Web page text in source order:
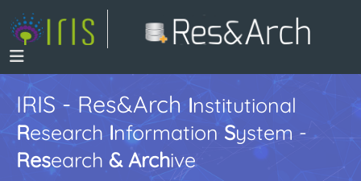
IRIS - Res&ArchInstitutional
Research InformationSystem -
Research & Archive